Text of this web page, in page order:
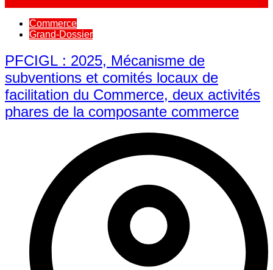
Commerce
Grand-Dossier
PFCIGL : 2025, Mécanisme de
subventions et comités locaux de
facilitation du Commerce, deux activités
phares de la composante commerce